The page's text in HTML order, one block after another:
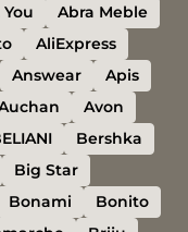
Abra Meble
AliExpress
Answear
Apis
Avon
Bershka
Big Star
Bonami
Bonito